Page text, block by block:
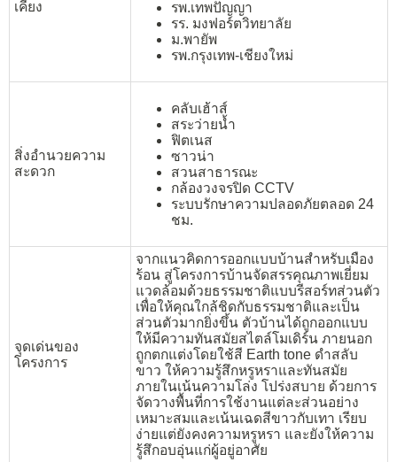
เคียง
รพ.เทพปัญญา
รร. มงฟอร์ตวิทยาลัย
ม.พายัพ
รพ.กรุงเทพ-เชียงใหม่
สิ่งอำนวยความ
สะดวก
คลับเฮ้าส์
สระว่ายน้ำ
ฟิตเนส
ซาวน่า
สวนสาธารณะ
กล้องวงจรปิด CCTV
ระบบรักษาความปลอดภัยตลอด 24
ชม.
จุดเด่นของ
โครงการ
จากแนวคิดการออกแบบบ้านสำหรับเมือง
ร้อน สู่โครงการบ้านจัดสรรคุณภาพเยี่ยม
แวดล้อมด้วยธรรมชาติแบบรีสอร์ทส่วนตัว
เพื่อให้คุณใกล้ชิดกับธรรมชาติและเป็น
ส่วนตัวมากยิ่งขึ้น ตัวบ้านได้ถูกออกแบบ
ให้มีความทันสมัยสไตล์โมเดิร์น ภายนอก
ถูกตกแต่งโดยใช้สี Earth tone ดำสลับ
ขาว ให้ความรู้สึกหรูหราและทันสมัย
ภายในเน้นความโล่ง โปร่งสบาย ด้วยการ
จัดวางพื้นที่การใช้งานแต่ละส่วนอย่าง
เหมาะสมและเน้นเฉดสีขาวกับเทา เรียบ
ง่ายแต่ยังคงความหรูหรา และยังให้ความ
รู้สึกอบอุ่นแก่ผู้อยู่อาศัย